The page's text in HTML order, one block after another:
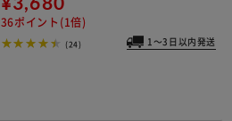
36ポイント(1倍)
(24) 1～3日以内発送